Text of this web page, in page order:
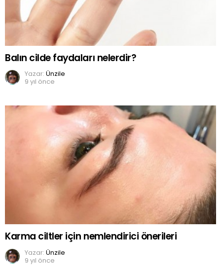
Balın cilde faydaları nelerdir?
Yazar: Ünzile
9 yıl önce
Karma ciltler için nemlendirici önerileri
Yazar: Ünzile
9 yıl önce